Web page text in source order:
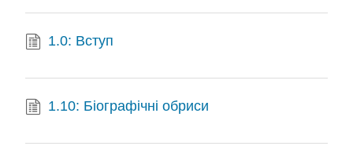
1.0: Вступ
1.10: Біографічні обриси